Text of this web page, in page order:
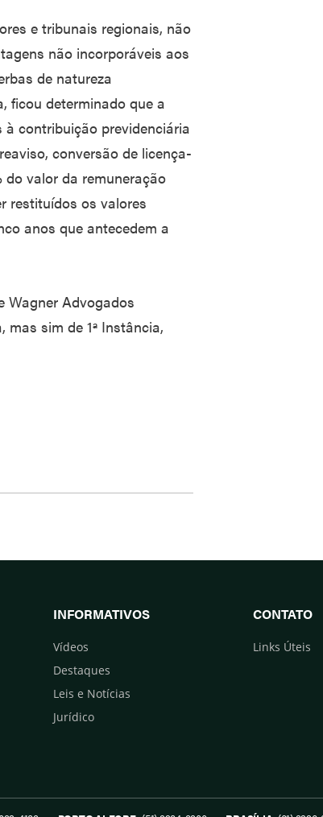
e tribunais regionais, não
não incorporáveis aos
de natureza
ficou determinado que a
contribuição previdenciária
conversão de licença-
do valor da remuneração
restituídos os valores
anos que antecedem a
Wagner Advogados
sim de 1ª Instância,
INFORMATIVOS
Vídeos
Destaques
Leis e Notícias
Jurídico
CONTATO
Links Úteis